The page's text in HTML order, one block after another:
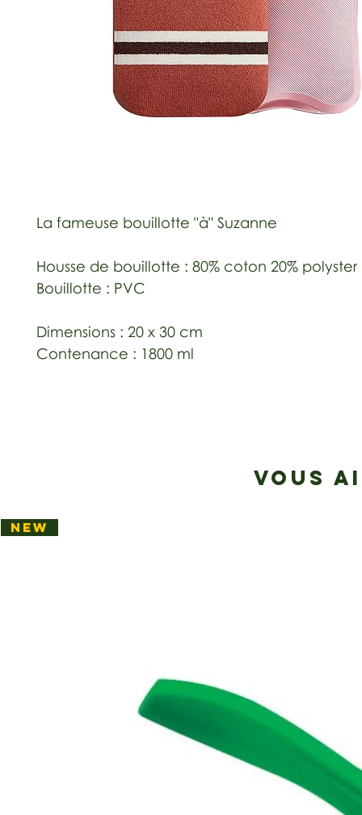
La fameuse bouillotte "à" Suzanne
Housse de bouillotte : 80% coton 20% polyster
Bouillotte : PVC
Dimensions : 20 x 30 cm
Contenance : 1800 ml
VOUS
NEW